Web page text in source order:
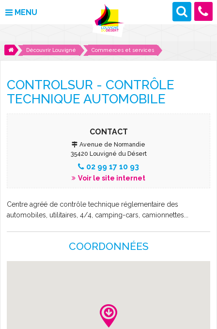
MENU
MAIRIE
DÉCOUVRIR LOUVIGNÉ
DES PROJETS POUR DEMAIN
ACTUALITÉS
L'AGENDA
Découvrir Louvigné Commerces et services
CONTROLSUR - CONTRÔLE
TECHNIQUE AUTOMOBILE
CONTACT
Avenue de Normandie
35420 Louvigné du Désert
02 99 17 10 93
Voir le site internet
Centre agréé de contrôle technique réglementaire des
automobiles, utilitaires, 4/4, camping-cars, camionnettes...
COORDONNÉES